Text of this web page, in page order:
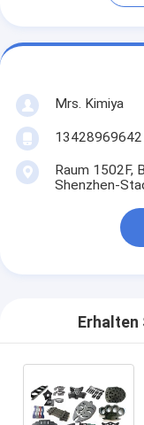
Mrs. Kimiya
13428969642
Raum 1502F,
Shenzhen-
Erhalten